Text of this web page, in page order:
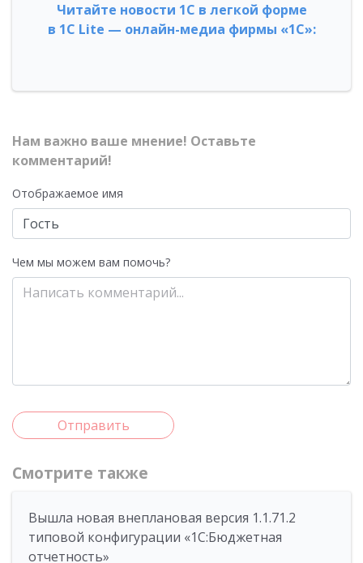
Читайте новости 1С в легкой форме
в 1С Lite — онлайн-медиа фирмы «1С»:
Нам важно ваше мнение! Оставьте
комментарий!
Отображаемое имя
Чем мы можем вам помочь?
Отправить
Смотрите также
Вышла новая внеплановая версия 1.1.71.2
типовой конфигурации «1C:Бюджетная
отчетность»